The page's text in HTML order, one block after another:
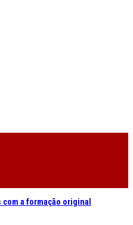
com a formação original